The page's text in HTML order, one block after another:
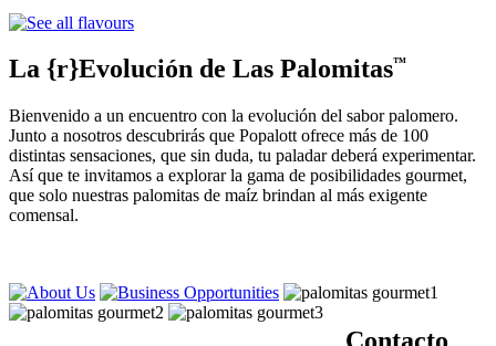
La {r}Evolución de Las Palomitas™
Bienvenido a un encuentro con la evolución del sabor palomero.
Junto a nosotros descubrirás que Popalott ofrece más de 100
distintas sensaciones, que sin duda, tu paladar deberá experimentar.
Así que te invitamos a explorar la gama de posibilidades gourmet,
que solo nuestras palomitas de maíz brindan al más exigente
comensal.